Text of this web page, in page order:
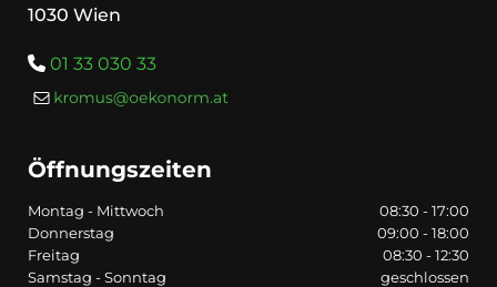
1030 Wien
 01 33 030 33
Öffnungszeiten
Montag - Mittwoch
08:30 - 17:00
Donnerstag
09:00 - 18:00
Freitag
08:30 - 12:30
Samstag - Sonntag
geschlossen